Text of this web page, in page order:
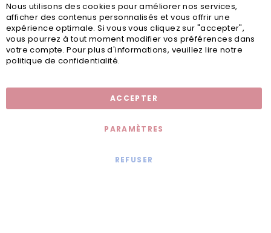
Nous utilisons des cookies pour améliorer nos services,
afficher des contenus personnalisés et vous offrir une
expérience optimale. Si vous vous cliquez sur "accepter",
vous pourrez à tout moment modifier vos préférences dans
votre compte. Pour plus d'informations, veuillez lire notre
politique de confidentialité.
ACCEPTER
PARAMÈTRES
REFUSER